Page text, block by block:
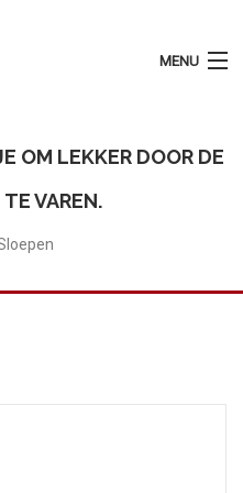
MENU
OM LEKKER DOOR DE
VAREN.